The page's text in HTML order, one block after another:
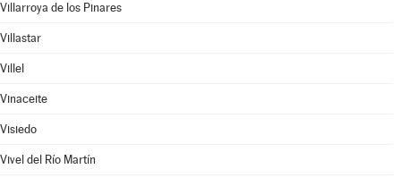
Villarroya de los Pinares
Villastar
Villel
Vinaceite
Visiedo
Vivel del Río Martín